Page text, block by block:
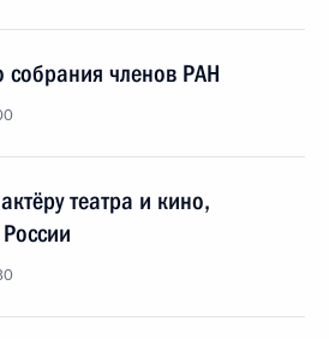
собрания членов РАН
театра и кино,